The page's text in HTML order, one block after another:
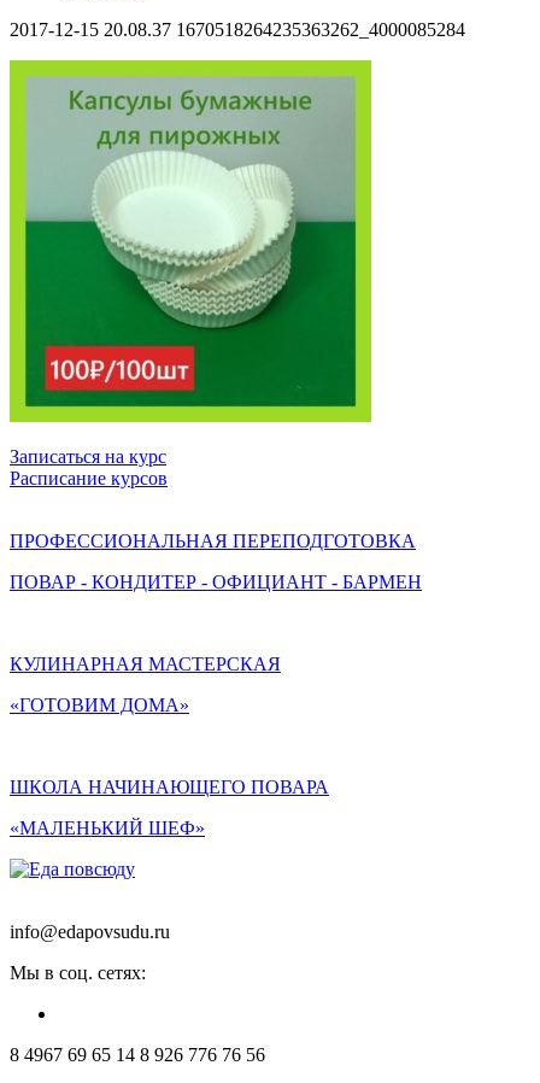
2017-12-15 20.08.37 1670518264235363262_4000085284
Записаться на курс
Расписание курсов
ПРОФЕССИОНАЛЬНАЯ ПЕРЕПОДГОТОВКА
ПОВАР - КОНДИТЕР - ОФИЦИАНТ - БАРМЕН
КУЛИНАРНАЯ МАСТЕРСКАЯ
«ГОТОВИМ ДОМА»
ШКОЛА НАЧИНАЮЩЕГО ПОВАРА
«МАЛЕНЬКИЙ ШЕФ»
info@edapovsudu.ru
Мы в соц. сетях:
8 4967 69 65 14 8 926 776 76 56